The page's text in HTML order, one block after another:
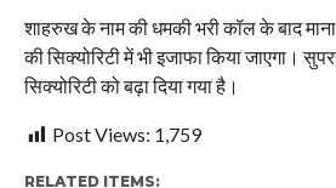
शाहरुख के नाम की धमकी भरी कॉल के बाद
की सिक्योरिटी में भी इजाफा किया जाएगा।
सिक्योरिटी को बढ़ा दिया गया है।
Post Views: 1,759
RELATED ITEMS: